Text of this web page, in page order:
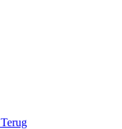
Terug